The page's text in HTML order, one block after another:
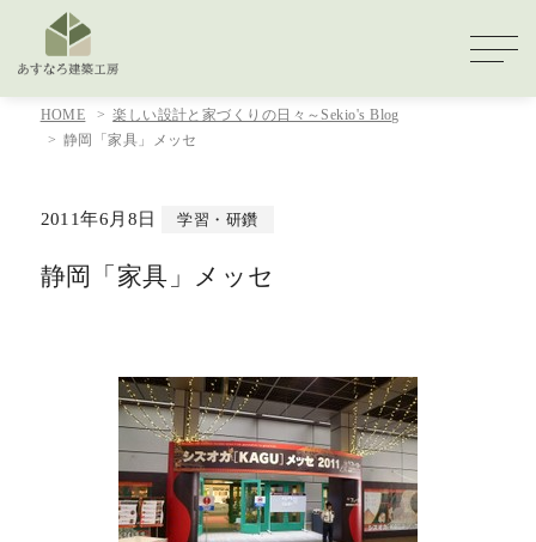
HOME
楽しい設計と家づくりの日々～Sekio's Blog
静岡「家具」メッセ
2011年6月8日 学習・研鑽
静岡「家具」メッセ